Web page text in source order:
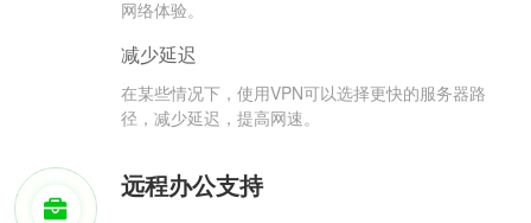
网络体验。
减少延迟
在某些情况下，使用VPN可以选择更快的服务器路
径，减少延迟，提高网速。
远程办公支持